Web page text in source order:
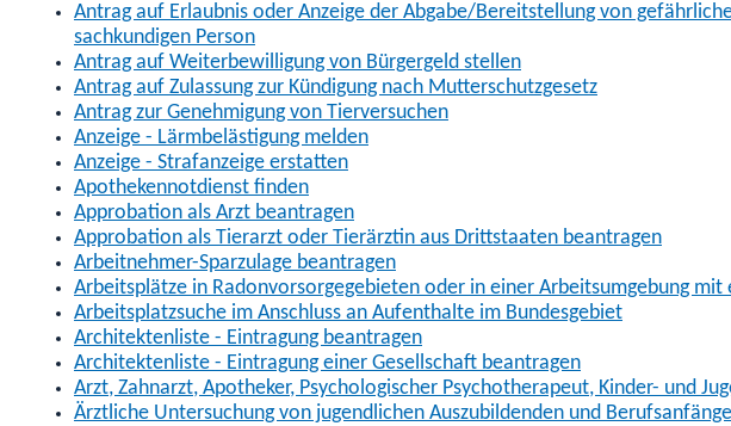
Antrag auf Erlaubnis oder Anzeige der Abgabe/Bereitstellung von
sachkundigen Person
Antrag auf Weiterbewilligung von Bürgergeld stellen
Antrag auf Zulassung zur Kündigung nach Mutterschutzgesetz
Antrag zur Genehmigung von Tierversuchen
Anzeige - Lärmbelästigung melden
Anzeige - Strafanzeige erstatten
Apothekennotdienst finden
Approbation als Arzt beantragen
Approbation als Tierarzt oder Tierärztin aus Drittstaaten beantragen
Arbeitnehmer-Sparzulage beantragen
Arbeitsplätze in Radonvorsorgegebieten oder in einer Arbeitsumgebung mit
Arbeitsplatzsuche im Anschluss an Aufenthalte im Bundesgebiet
Architektenliste - Eintragung beantragen
Architektenliste - Eintragung einer Gesellschaft beantragen
Arzt, Zahnarzt, Apotheker, Psychologischer Psychotherapeut, Kinder- und
Ärztliche Untersuchung von jugendlichen Auszubildenden und